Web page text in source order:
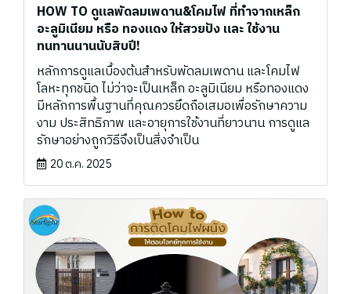
HOW TO ดูแลพัดลมเพดาน&โคมไฟ ที่ทำจากเหล็ก
อะลูมิเนียม หรือ ทองแดง ให้สวยปัง และ ใช้งาน
ทนทานนานนับสิบปี!
หลักการดูแลเบื้องต้นสำหรับพัดลมเพดาน และโคมไฟ
โลหะทุกชนิด ไม่ว่าจะเป็นเหล็ก อะลูมิเนียม หรือทองแดง
มีหลักการพื้นฐานที่คุณควรยึดถือเสมอเพื่อรักษาความ
งาม ประสิทธิภาพ และอายุการใช้งานที่ยาวนาน การดูแล
รักษาอย่างถูกวิธีจึงเป็นสิ่งจำเป็น
20 ต.ค. 2025